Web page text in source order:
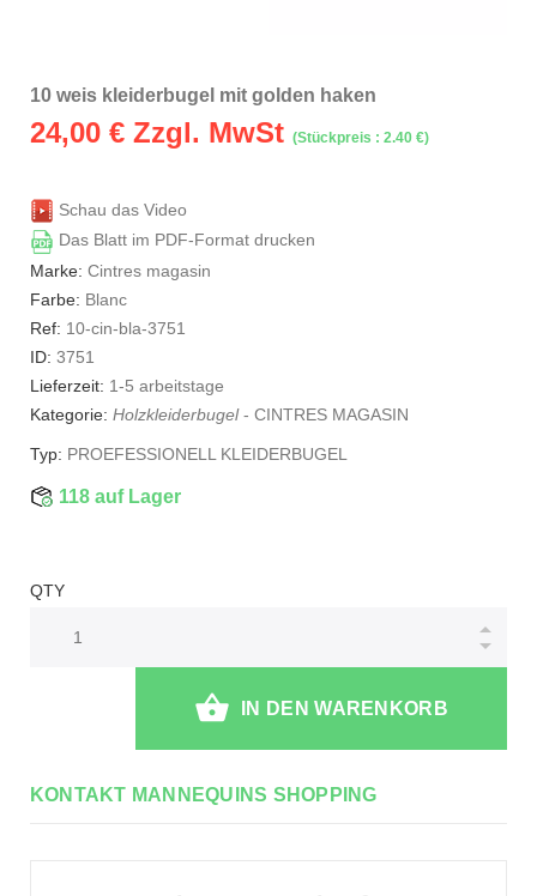
10 weis kleiderbugel mit golden haken
24,00 € Zzgl. MwSt (Stückpreis : 2.40 €)
Schau das Video
Das Blatt im PDF-Format drucken
Marke: Cintres magasin
Farbe: Blanc
Ref: 10-cin-bla-3751
ID: 3751
Lieferzeit: 1-5 arbeitstage
Kategorie: Holzkleiderbugel- CINTRES MAGASIN
Typ: PROEFESSIONELL KLEIDERBUGEL
118 auf Lager
QTY
IN DEN WARENKORB
KONTAKT MANNEQUINS SHOPPING